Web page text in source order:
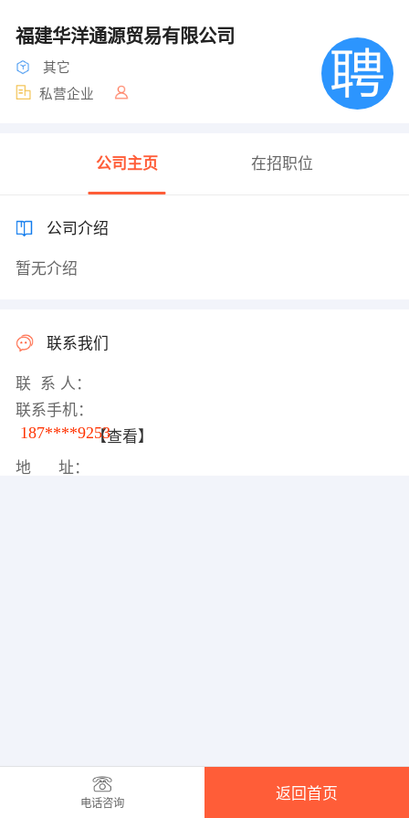
福建华洋通源贸易有限公司
其它
私营企业
公司主页 在招职位
公司介绍
暂无介绍
联系我们
联 系 人：
联系手机：
187****9253【查看】
地 址：
电话咨询
返回首页